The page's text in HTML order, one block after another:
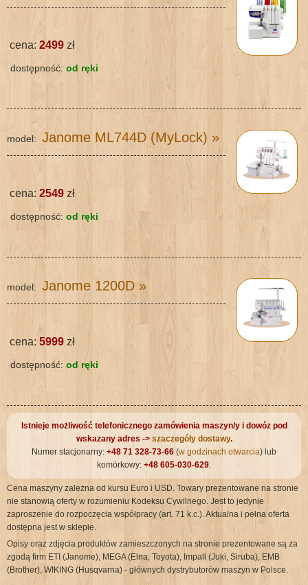
cena:2499 zł
dostępność: od ręki
model: Janome ML744D (MyLock) »
cena: 2549 zł
dostępność: od ręki
model: Janome 1200D»
cena: 5999 zł
dostępność: od ręki
Istnieje możliwość telefonicznego zamówienia maszyn/y i dowóz pod
wskazany adres -> szaczegóły dostawy.
Numer stacjonarny: +48 71 328-73-66 (w godzinach otwarcia) lub
komórkowy: +48 605-030-629.
Cena maszyny zależna od kursu Euro i USD. Towary prezentowane na stronie
nie stanowią oferty w rozumieniu Kodeksu Cywilnego. Jest to jedynie
zaproszenie do rozpoczęcia współpracy (art. 71 k.c.). Aktualna i pełna oferta
dostępna jest w sklepie.
Opisy oraz zdjęcia produktów zamieszczonych na stronie prezentowane są za
zgodą firm ETI (Janome), MEGA (Elna, Toyota), Impall (Juki, Siruba), EMB
(Brother), WIKING (Husqvarna) - głównych dystrybutorów maszyn w Polsce.